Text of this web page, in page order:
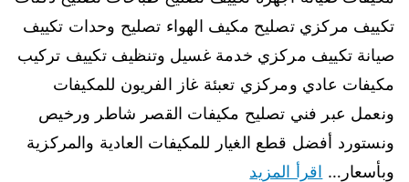
تكييف مركزي تصليح مكيف الهواء تصليح وحدات تكييف
صيانة تكييف مركزي خدمة غسيل وتنظيف تكييف تركيب
مكيفات عادي ومركزي تعبئة غاز الفريون للمكيفات
ونعمل عبر فني تصليح مكيفات القصر شاطر ورخيص
ونستورد أفضل قطع الغيار للمكيفات العادية والمركزية
وبأسعار… اقرأ المزيد